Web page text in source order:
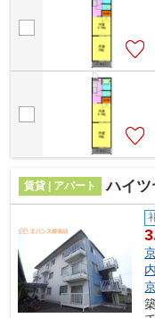
賃貸 | アパート ハイツ